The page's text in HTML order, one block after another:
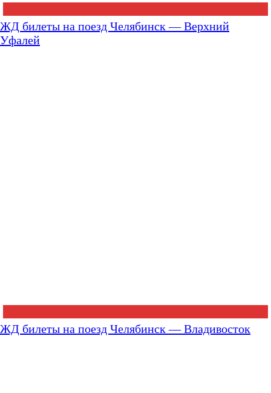
ЖД билеты на поезд Челябинск — Верхний
Уфалей
ЖД билеты на поезд Челябинск — Владивосток